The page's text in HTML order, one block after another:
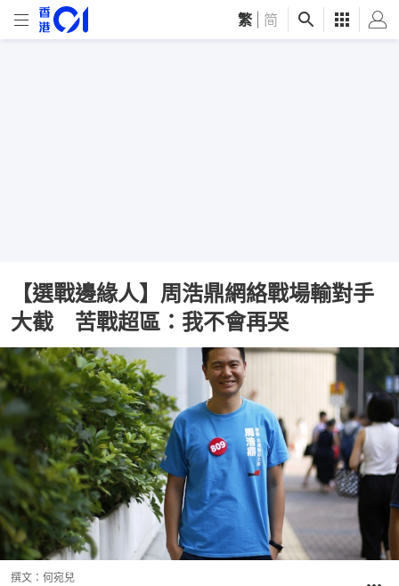
繁 简
【選戰邊緣人】周浩鼎網絡戰場輸對手
大截 苦戰超區：我不會再哭
撰文： 何宛兒